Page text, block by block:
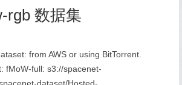
rgb 数据集
from AWS or using BitTorrent.
fMoW-full: s3://spacenet-